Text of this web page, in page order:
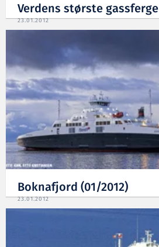
Verdens største gassferge
23.01.2012
Boknafjord (01/2012)
23.01.2012